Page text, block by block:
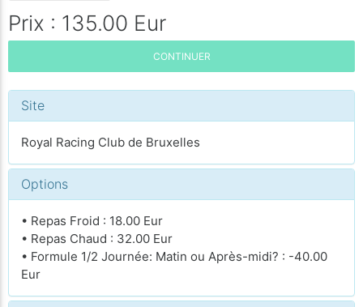
Prix : 135.00 Eur
CONTINUER
Site
Royal Racing Club de Bruxelles
Options
• Repas Froid : 18.00 Eur
• Repas Chaud : 32.00 Eur
• Formule 1/2 Journée: Matin ou Après-midi? : -40.00
Eur